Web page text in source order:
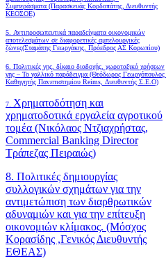
Συμπεράσματα (Παρασκευάς Κορδοπάτης, Διευθυντής
ΚΕΟΣΟΕ)
5. Αντιπροσωπευτικά παραδείγματα οικονομικών
αποτελεσμάτων σε διαφορετικές αμπελουργικές
ζώνες(Σταμάτης Γεωργάκης, Πρόεδρος ΑΣ Κορωπίου)
6. Πολιτικές γης, δίκαιο διαδοχής, χωροταξικό χρήσεων
γης – Το γαλλικό παράδειγμα (Θεόδωρος Γεωργόπουλος ,
Καθηγητής Πανεπιστημίου Reims, Διευθυντής Σ.Ε.Ο)
7. Χρηματοδότηση και
χρηματοδοτικά εργαλεία αγροτικού
τομέα (Νικόλαος Ντζιαχρήστας,
Commercial Banking Director
Τράπεζας Πειραιώς)
8. Πολιτικές δημιουργίας
συλλογικών σχημάτων για την
αντιμετώπιση των διαρθρωτικών
αδυναμιών και για την επίτευξη
οικονομιών κλίμακος. (Μόσχος
Κορασίδης ,Γενικός Διευθυντής
ΕΘΕΑΣ)